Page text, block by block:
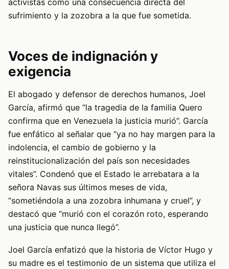
activistas como una consecuencia directa del
sufrimiento y la zozobra a la que fue sometida.
Voces de indignación y
exigencia
El abogado y defensor de derechos humanos, Joel
García, afirmó que “la tragedia de la familia Quero
confirma que en Venezuela la justicia murió”. García
fue enfático al señalar que “ya no hay margen para la
indolencia, el cambio de gobierno y la
reinstitucionalización del país son necesidades
vitales”. Condenó que el Estado le arrebatara a la
señora Navas sus últimos meses de vida,
“sometiéndola a una zozobra inhumana y cruel”, y
destacó que “murió con el corazón roto, esperando
una justicia que nunca llegó”.
Joel García enfatizó que la historia de Víctor Hugo y
su madre es el testimonio de un sistema que utiliza el